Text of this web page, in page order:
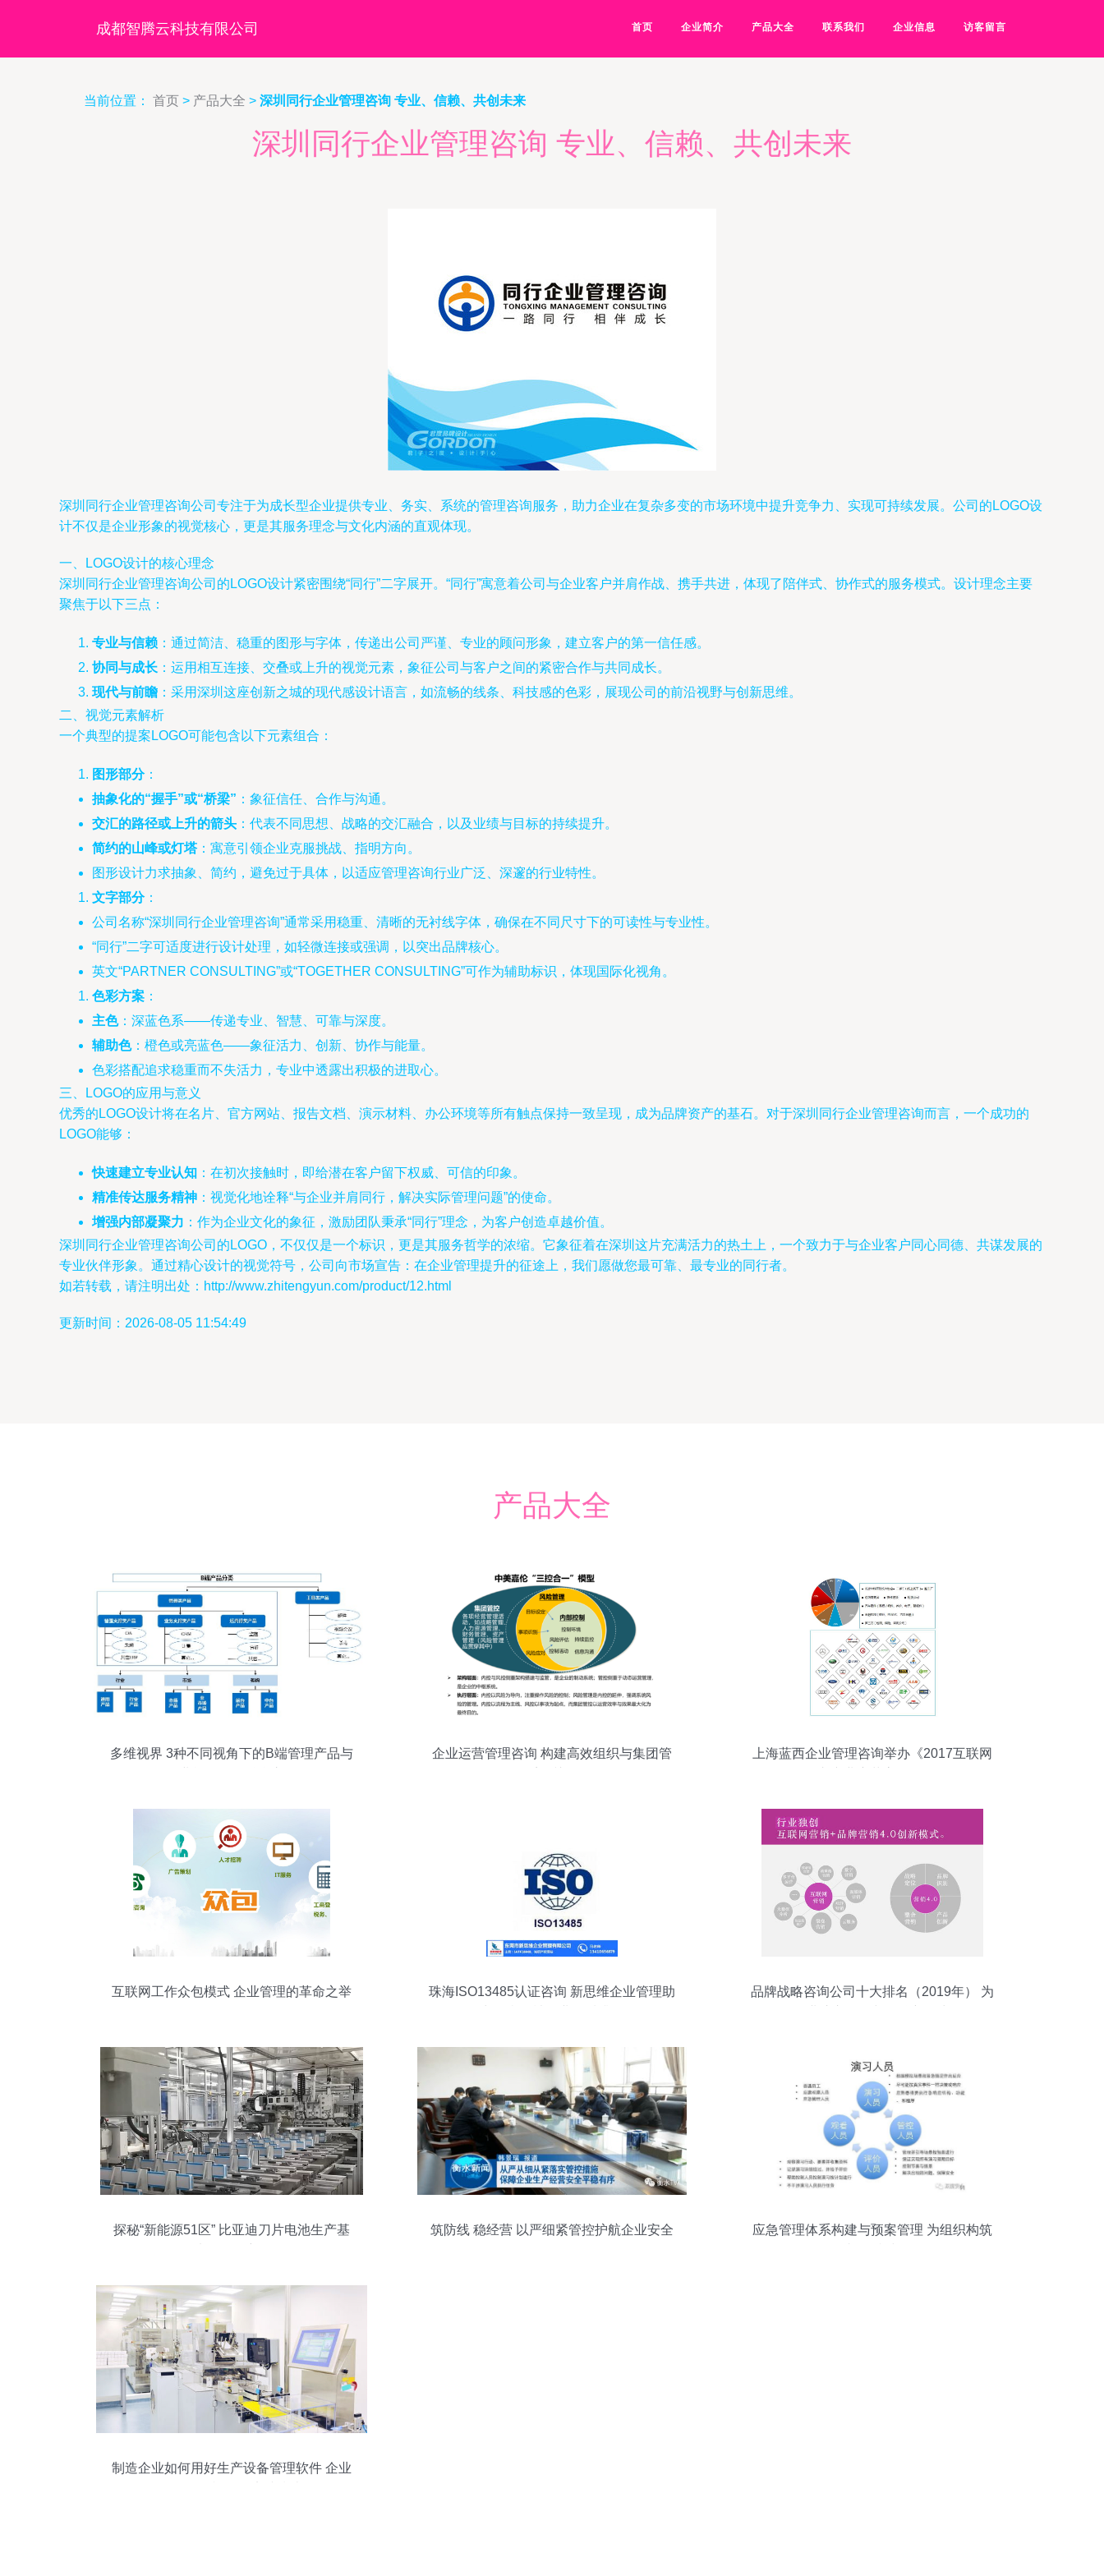
成都智腾云科技有限公司 首页 企业简介 产品大全 联系我们 企业信息 访客留言
当前位置： 首页 > 产品大全 > 深圳同行企业管理咨询 专业、信赖、共创未来
深圳同行企业管理咨询 专业、信赖、共创未来
深圳同行企业管理咨询公司专注于为成长型企业提供专业、务实、系统的管理咨询服务，助力企业在复杂多变的市场环境中提升竞争力、实现可持续发展。公司的LOGO设
计不仅是企业形象的视觉核心，更是其服务理念与文化内涵的直观体现。
一、LOGO设计的核心理念
深圳同行企业管理咨询公司的LOGO设计紧密围绕“同行”二字展开。“同行”寓意着公司与企业客户并肩作战、携手共进，体现了陪伴式、协作式的服务模式。设计理念主要
聚焦于以下三点：
专业与信赖 ：通过简洁、稳重的图形与字体，传递出公司严谨、专业的顾问形象，建立客户的第一信任感。
协同与成长 ：运用相互连接、交叠或上升的视觉元素，象征公司与客户之间的紧密合作与共同成长。
现代与前瞻 ：采用深圳这座创新之城的现代感设计语言，如流畅的线条、科技感的色彩，展现公司的前沿视野与创新思维。
二、视觉元素解析
一个典型的提案LOGO可能包含以下元素组合：
图形部分：
抽象化的“握手”或“桥梁” ：象征信任、合作与沟通。
交汇的路径或上升的箭头 ：代表不同思想、战略的交汇融合，以及业绩与目标的持续提升。
简约的山峰或灯塔：寓意引领企业克服挑战、指明方向。
图形设计力求抽象、简约，避免过于具体，以适应管理咨询行业广泛、深邃的行业特性。
文字部分：
公司名称“深圳同行企业管理咨询”通常采用稳重、清晰的无衬线字体，确保在不同尺寸下的可读性与专业性。
“同行”二字可适度进行设计处理，如轻微连接或强调，以突出品牌核心。
英文“PARTNER CONSULTING”或“TOGETHER CONSULTING”可作为辅助标识，体现国际化视角。
色彩方案 ：
主色：深蓝色系——传递专业、智慧、可靠与深度。
辅助色：橙色或亮蓝色——象征活力、创新、协作与能量。
色彩搭配追求稳重而不失活力，专业中透露出积极的进取心。
三、LOGO的应用与意义
优秀的LOGO设计将在名片、官方网站、报告文档、演示材料、办公环境等所有触点保持一致呈现，成为品牌资产的基石。对于深圳同行企业管理咨询而言，一个成功的
LOGO能够：
快速建立专业认知 ：在初次接触时，即给潜在客户留下权威、可信的印象。
精准传达服务精神 ：视觉化地诠释“与企业并肩同行，解决实际管理问题”的使命。
增强内部凝聚力 ：作为企业文化的象征，激励团队秉承“同行”理念，为客户创造卓越价值。
深圳同行企业管理咨询公司的LOGO，不仅仅是一个标识，更是其服务哲学的浓缩。它象征着在深圳这片充满活力的热土上，一个致力于与企业客户同心同德、共谋发展的
专业伙伴形象。通过精心设计的视觉符号，公司向市场宣告：在企业管理提升的征途上，我们愿做您最可靠、最专业的同行者。
如若转载，请注明出处：http://www.zhitengyun.com/product/12.html
更新时间：2026-08-05 11:54:49
产品大全
多维视界 3种不同视角下的B端管理产品与
企业运营管理咨询 构建高效组织与集团管
上海蓝西企业管理咨询举办《2017互联网
互联网工作众包模式 企业管理的革命之举
珠海ISO13485认证咨询 新思维企业管理助
品牌战略咨询公司十大排名（2019年） 为
探秘“新能源51区” 比亚迪刀片电池生产基
筑防线 稳经营 以严细紧管控护航企业安全
应急管理体系构建与预案管理 为组织构筑
制造企业如何用好生产设备管理软件 企业